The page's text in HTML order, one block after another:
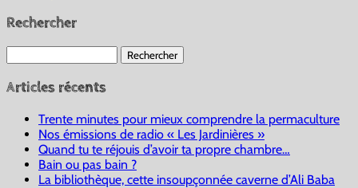
Rechercher
Articles récents
Trente minutes pour mieux comprendre la permaculture
Nos émissions de radio « Les Jardinières »
Quand tu te réjouis d’avoir ta propre chambre…
Bain ou pas bain ?
La bibliothèque, cette insoupçonnée caverne d’Ali Baba